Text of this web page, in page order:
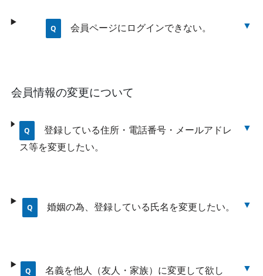
会員ページにログインできない。
会員情報の変更について
登録している住所・電話番号・メールアドレ
ス等を変更したい。
婚姻の為、登録している氏名を変更したい。
名義を他人（友人・家族）に変更して欲し